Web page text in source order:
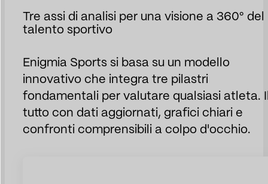
Tre assi di analisi per una visione a 360° del
talento sportivo
Enigmia Sports si basa su un modello
innovativo che integra tre pilastri
fondamentali per valutare qualsiasi atleta.
tutto con dati aggiornati, grafici chiari e
confronti comprensibili a colpo d'occhio.